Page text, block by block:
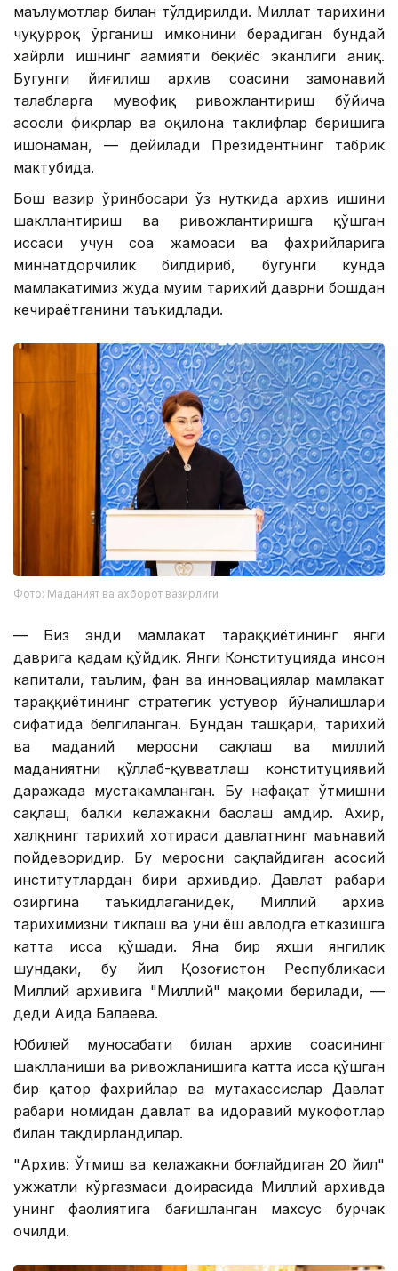
маълумотлар билан тўлдирилди. Миллат тарихини
чуқурроқ ўрганиш имконини берадиган бундай
хайрли ишнинг аҳамияти беқиёс эканлиги аниқ.
Бугунги йиғилиш архив соҳасини замонавий
талабларга мувофиқ ривожлантириш бўйича
асосли фикрлар ва оқилона таклифлар беришига
ишонаман, — дейилади Президентнинг табрик
мактубида.
Бош вазир ўринбосари ўз нутқида архив ишини
шакллантириш ва ривожлантиришга қўшган
ҳиссаси учун соҳа жамоаси ва фахрийларига
миннатдорчилик билдириб, бугунги кунда
мамлакатимиз жуда муҳим тарихий даврни бошдан
кечираётганини таъкидлади.
Фото: Маданият ва ахборот вазирлиги
— ​​Биз энди мамлакат тараққиётининг янги
даврига қадам қўйдик. Янги Конституцияда инсон
капитали, таълим, фан ва инновациялар мамлакат
тараққиётининг стратегик устувор йўналишлари
сифатида белгиланган. Бундан ташқари, тарихий
ва маданий меросни сақлаш ва миллий
маданиятни қўллаб-қувватлаш конституциявий
даражада мустаҳкамланган. Бу нафақат ўтмишни
сақлаш, балки келажакни баҳолаш ҳамдир. Ахир,
халқнинг тарихий хотираси давлатнинг маънавий
пойдеворидир. Бу меросни сақлайдиган асосий
институтлардан бири архивдир. Давлат раҳбари
ҳозиргина таъкидлаганидек, Миллий архив
тарихимизни тиклаш ва уни ёш авлодга етказишга
катта ҳисса қўшади. Яна бир яхши янгилик
шундаки, бу йил Қозоғистон Республикаси
Миллий архивига "Миллий" мақоми берилади, —
деди Аида Балаева.
Юбилей муносабати билан архив соҳасининг
шаклланиши ва ривожланишига катта ҳисса қўшган
бир қатор фахрийлар ва мутахассислар Давлат
раҳбари номидан давлат ва идоравий мукофотлар
билан тақдирландилар.
"Архив: Ўтмиш ва келажакни боғлайдиган 20 йил"
ҳужжатли кўргазмаси доирасида Миллий архивда
унинг фаолиятига бағишланган махсус бурчак
очилди.